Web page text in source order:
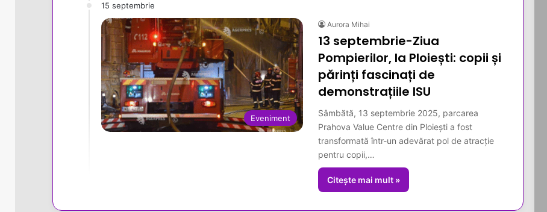
15 septembrie
Eveniment
Aurora Mihai
13 septembrie-Ziua
Pompierilor, la Ploiești: copii și
părinți fascinați de
demonstrațiile ISU
Sâmbătă, 13 septembrie 2025, parcarea
Prahova Value Centre din Ploiești a fost
transformată într-un adevărat pol de atracție
pentru copii,…
Citește mai mult »